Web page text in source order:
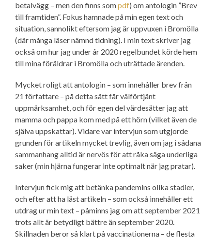
betalvägg – men den finns sompdf) om antologin ”Brev
till framtiden”. Fokus hamnade på min egen text och
situation, sannolikt eftersom jag är uppvuxen i Bromölla
(där många läser nämnd tidning). I min text skriver jag
också om hur jag under år 2020 regelbundet körde hem
till mina föräldrar i Bromölla och uträttade ärenden.
Mycket roligt att antologin – som innehåller brev från
21 författare – på detta sätt får välförtjänt
uppmärksamhet, och för egen del värdesätter jag att
mamma och pappa kom med på ett hörn (vilket även de
själva uppskattar). Vidare var intervjun som utgjorde
grunden för artikeln mycket trevlig, även om jag i sådana
sammanhang alltid är nervös för att råka säga underliga
saker (min hjärna fungerar inte optimalt när jag pratar).
Intervjun fick mig att betänka pandemins olika stadier,
och efter att ha läst artikeln – som också innehåller ett
utdrag ur min text – påminns jag om att september 2021
trots allt är betydligt bättre än september 2020.
Skillnaden beror så klart på vaccinationerna – de flesta